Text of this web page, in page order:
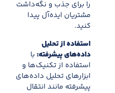
را برای جذب و نگه‌داشت
مشتریان ایده‌آل پیدا
کنید.
استفاده از تحلیل
داده‌های پیشرفته: با
استفاده از تکنیک‌ها و
ابزارهای تحلیل داده‌های
پیشرفته مانند انتقال